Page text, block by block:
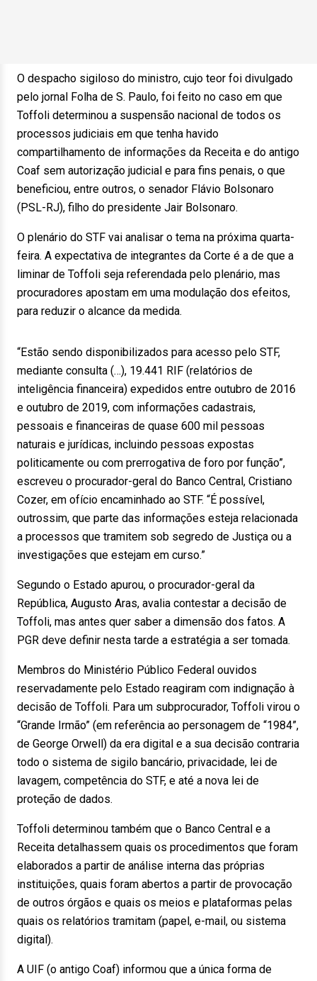
O despacho sigiloso do ministro, cujo teor foi divulgado
pelo jornal Folha de S. Paulo, foi feito no caso em que
Toffoli determinou a suspensão nacional de todos os
processos judiciais em que tenha havido
compartilhamento de informações da Receita e do antigo
Coaf sem autorização judicial e para fins penais, o que
beneficiou, entre outros, o senador Flávio Bolsonaro
(PSL-RJ), filho do presidente Jair Bolsonaro.
O plenário do STF vai analisar o tema na próxima quarta-
feira. A expectativa de integrantes da Corte é a de que a
liminar de Toffoli seja referendada pelo plenário, mas
procuradores apostam em uma modulação dos efeitos,
para reduzir o alcance da medida.
“Estão sendo disponibilizados para acesso pelo STF,
mediante consulta (…), 19.441 RIF (relatórios de
inteligência financeira) expedidos entre outubro de 2016
e outubro de 2019, com informações cadastrais,
pessoais e financeiras de quase 600 mil pessoas
naturais e jurídicas, incluindo pessoas expostas
politicamente ou com prerrogativa de foro por função”,
escreveu o procurador-geral do Banco Central, Cristiano
Cozer, em ofício encaminhado ao STF. “É possível,
outrossim, que parte das informações esteja relacionada
a processos que tramitem sob segredo de Justiça ou a
investigações que estejam em curso.”
Segundo o Estado apurou, o procurador-geral da
República, Augusto Aras, avalia contestar a decisão de
Toffoli, mas antes quer saber a dimensão dos fatos. A
PGR deve definir nesta tarde a estratégia a ser tomada.
Membros do Ministério Público Federal ouvidos
reservadamente pelo Estado reagiram com indignação à
decisão de Toffoli. Para um subprocurador, Toffoli virou o
“Grande Irmão” (em referência ao personagem de “1984”,
de George Orwell) da era digital e a sua decisão contraria
todo o sistema de sigilo bancário, privacidade, lei de
lavagem, competência do STF, e até a nova lei de
proteção de dados.
Toffoli determinou também que o Banco Central e a
Receita detalhassem quais os procedimentos que foram
elaborados a partir de análise interna das próprias
instituições, quais foram abertos a partir de provocação
de outros órgãos e quais os meios e plataformas pelas
quais os relatórios tramitam (papel, e-mail, ou sistema
digital).
A UIF (o antigo Coaf) informou que a única forma de